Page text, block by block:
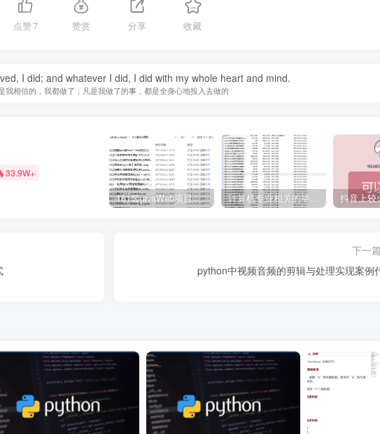
点赞7 赞赏 分享 收藏
I did; and whatever I did, I did with my whole heart and mind.
我相信的，我都做了；凡是我做了的事，都是全身心地投入去做的
33.9W+
161套javaWeb项目源码免费分享 计算机专业相关的毕业设计论文合集免费下载
下一
python中视频音频的剪辑与处理实现案例